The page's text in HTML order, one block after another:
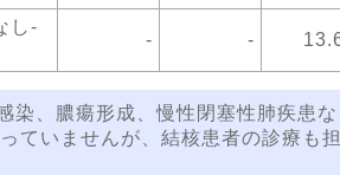
し-
- -
、膿瘍形成、慢性閉塞性肺疾患
いませんが、結核患者の診療も担